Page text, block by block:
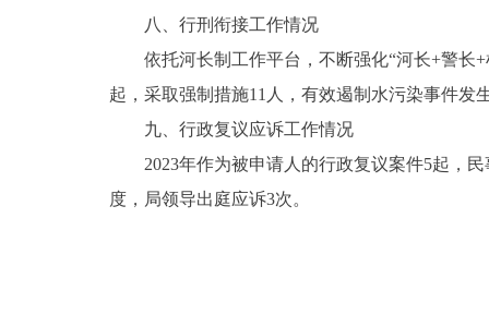
八、行刑衔接工作情况
依托河长制工作平台，不断强化“河长+警长
起，采取强制措施11人，有效遏制水污染事件发
九、行政复议应诉工作情况
2023年作为被申请人的行政复议案件5起，
度，局领导出庭应诉3次。